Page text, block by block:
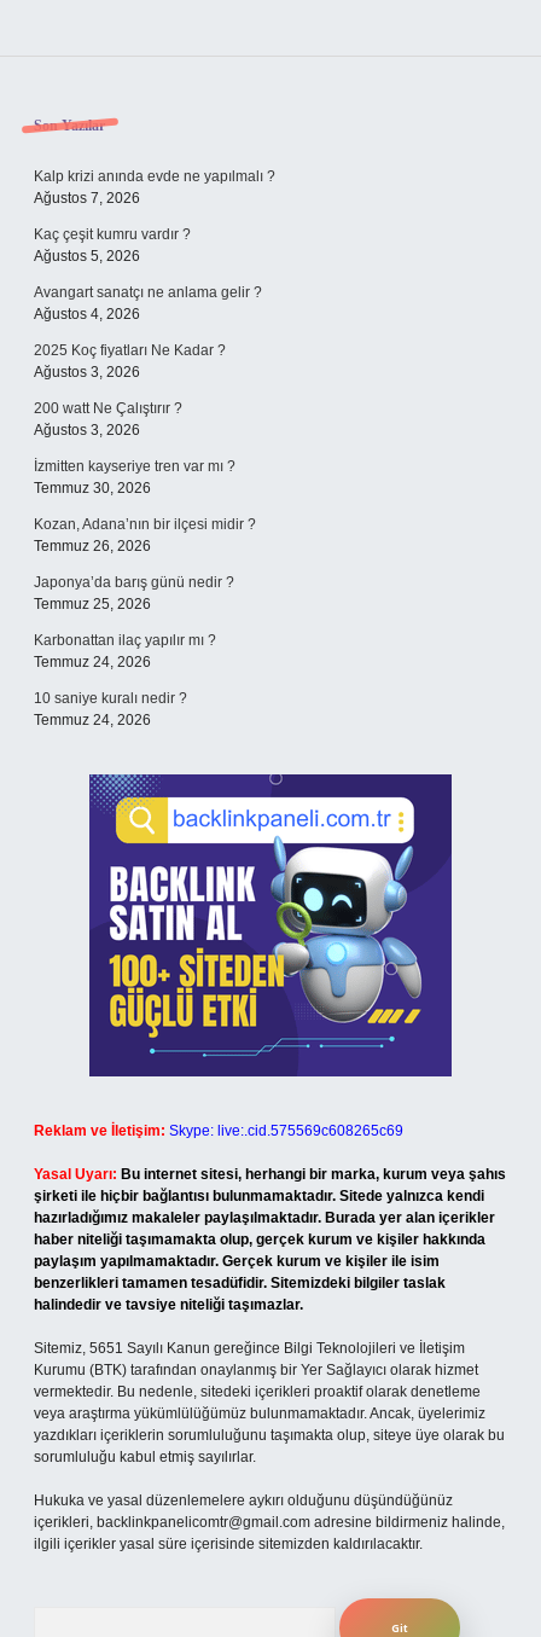
Sidebar
Son Yazılar
Kalp krizi anında evde ne yapılmalı ?
Ağustos 7, 2026
Kaç çeşit kumru vardır ?
Ağustos 5, 2026
Avangart sanatçı ne anlama gelir ?
Ağustos 4, 2026
2025 Koç fiyatları Ne Kadar ?
Ağustos 3, 2026
200 watt Ne Çalıştırır ?
Ağustos 3, 2026
İzmitten kayseriye tren var mı ?
Temmuz 30, 2026
Kozan, Adana’nın bir ilçesi midir ?
Temmuz 26, 2026
Japonya’da barış günü nedir ?
Temmuz 25, 2026
Karbonattan ilaç yapılır mı ?
Temmuz 24, 2026
10 saniye kuralı nedir ?
Temmuz 24, 2026
Reklam ve İletişim: Skype: live:.cid.575569c608265c69
Yasal Uyarı: Bu internet sitesi, herhangi bir marka, kurum veya şahıs
şirketi ile hiçbir bağlantısı bulunmamaktadır. Sitede yalnızca kendi
hazırladığımız makaleler paylaşılmaktadır. Burada yer alan içerikler
haber niteliği taşımamakta olup, gerçek kurum ve kişiler hakkında
paylaşım yapılmamaktadır. Gerçek kurum ve kişiler ile isim
benzerlikleri tamamen tesadüfidir. Sitemizdeki bilgiler taslak
halindedir ve tavsiye niteliği taşımazlar.
Sitemiz, 5651 Sayılı Kanun gereğince Bilgi Teknolojileri ve İletişim
Kurumu (BTK) tarafından onaylanmış bir Yer Sağlayıcı olarak hizmet
vermektedir. Bu nedenle, sitedeki içerikleri proaktif olarak denetleme
veya araştırma yükümlülüğümüz bulunmamaktadır. Ancak, üyelerimiz
yazdıkları içeriklerin sorumluluğunu taşımakta olup, siteye üye olarak bu
sorumluluğu kabul etmiş sayılırlar.
Hukuka ve yasal düzenlemelere aykırı olduğunu düşündüğünüz
içerikleri, backlinkpanelicomtr@gmail.com adresine bildirmeniz halinde,
ilgili içerikler yasal süre içerisinde sitemizden kaldırılacaktır.